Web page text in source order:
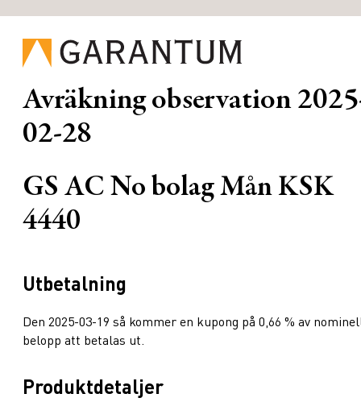
Avräkning observation
02-28
GS AC No bolag Mån KSK
4440
Utbetalning
Den 2025-03-19 så kommer en kupong på 0,66 % av
belopp att betalas ut.
Produktdetaljer